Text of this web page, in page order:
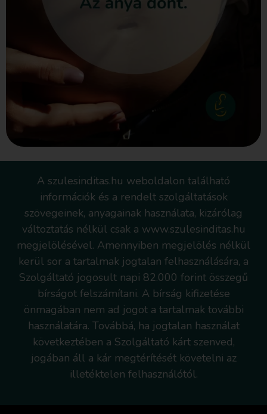
A szulesinditas.hu weboldalon található
információk és a rendelt szolgáltatások
szövegeinek, anyagainak használata, kizárólag
változtatás nélkül csak a www.szulesinditas.hu
megjelölésével. Amennyiben megjelölés nélkül
kerül sor a tartalmak jogtalan felhasználására, a
Szolgáltató jogosult napi 82.000 forint összegű
bírságot felszámítani. A bírság kifizetése
önmagában nem ad jogot a tartalmak további
használatára. Továbbá, ha jogtalan használat
következtében a Szolgáltató kárt szenved,
jogában áll a kár megtérítését követelni az
illetéktelen felhasználótól.